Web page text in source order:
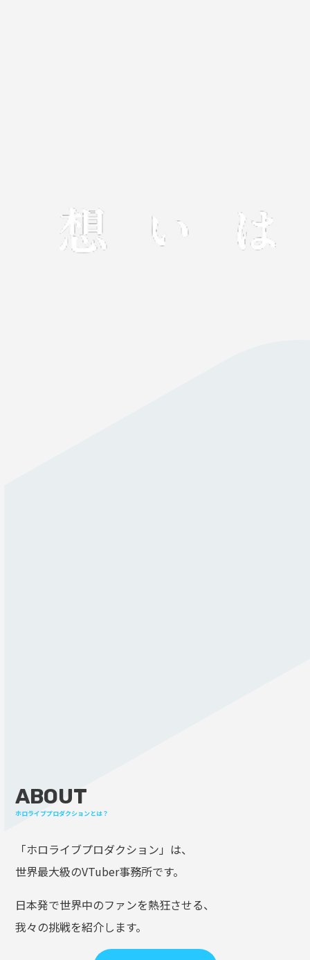
ABOUT
ホロライブプロダクションとは？
「ホロライブプロダクション」は、
世界最大級のVTuber事務所です。
日本発で世界中のファンを熱狂させる、
我々の挑戦を紹介します。